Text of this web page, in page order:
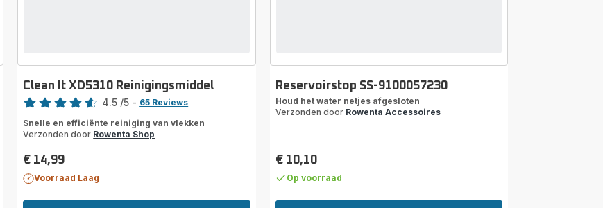
Clean It XD5310 Reinigingsmiddel
Score
4.5 /5 - 65 Reviews
Snelle en efficiënte reiniging van vlekken
Verzonden door Rowenta Shop
Prijs
€ 14,99
Voorraad Laag
Reservoirstop SS-9100057230
Houd het water netjes afgesloten
Verzonden door Rowenta Accessoires
Prijs
€ 10,10
Op voorraad